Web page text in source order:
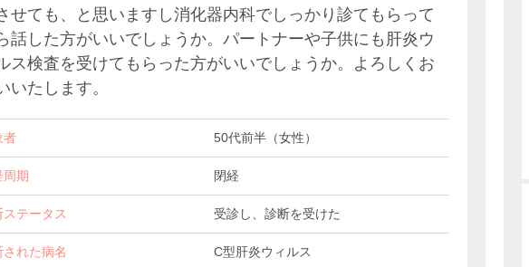
せても、と思いますし消化器内科でしっかり診てもらって
話した方がいいでしょうか。パートナーや子供にも肝炎ウ
ス検査を受けてもらった方がいいでしょうか。よろしくお
いたします。
者 50代前半（女性）
周期 閉経
ステータス 受診し、診断を受けた
された病名 C型肝炎ウィルス